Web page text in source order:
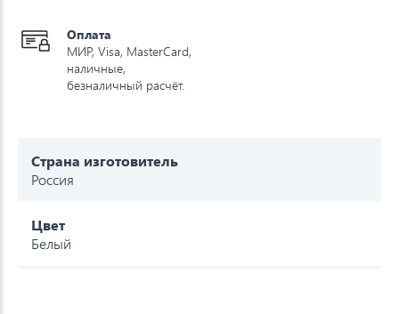
Оплата
МИР, Visa, MasterCard,
наличные,
безналичный расчёт.
Страна изготовитель
Россия
Цвет
Белый